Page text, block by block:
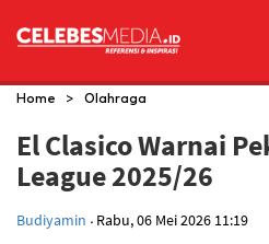
Home > Olahraga
El Clasico Warnai
League 2025/26
Budiyamin . Rabu, 06 Mei 2026 11:19